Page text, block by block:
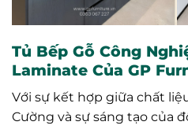
Tủ Bếp Gỗ Công
Laminate Của GP
Với sự kết hợp giữa chất
Cường và sự sáng tạo của